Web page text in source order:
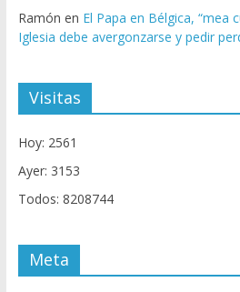
Ramón en El Papa en Bélgica, “mea
Iglesia debe avergonzarse y pedir
Visitas
Hoy: 2561
Ayer: 3153
Todos: 8208744
Meta